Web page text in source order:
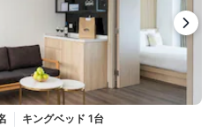
キングベッド 1台